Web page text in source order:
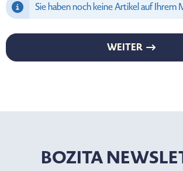
Sie haben noch keine Artikel auf Ihrem
WEITER
BOZITA